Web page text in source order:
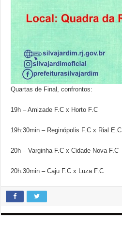
Quartas de Final, confrontos:
19h – Amizade F.C x Horto F.C
19h:30min – Reginópolis F.C x Rial E.C
20h – Varginha F.C x Cidade Nova F.C
20h:30min – Caju F.C x Luza F.C